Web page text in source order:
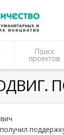
Поиск
проектов